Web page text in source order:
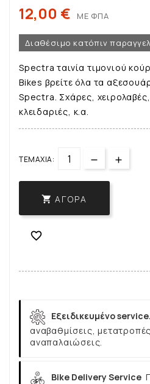
12,00 € ΜΕ ΦΠΑ
Διαθέσιμο κατόπιν
Spectra ταινία τιμονιού
Bikes βρείτε όλα τα
Spectra. Σχάρες,
κλειδαριές, κ.α.
ΤΕΜΆΧΙΑ:
 ΑΓΟΡΆ

Εξειδικευμένο service.
αναβαθμίσεις,
αναπαλαιώσεις.
Bike Delivery Service